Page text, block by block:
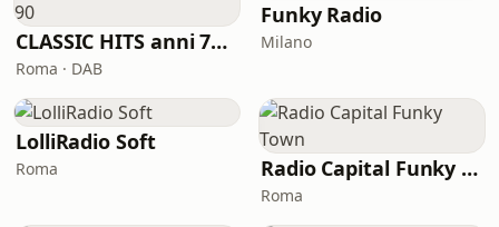
CLASSIC HITS anni 70 80 90
Roma · DAB
Funky Radio
Milano
LolliRadio Soft
Roma Radio Capital Funky Town
Roma